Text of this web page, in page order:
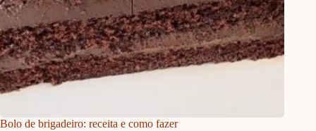
Bolo de brigadeiro: receita e como fazer